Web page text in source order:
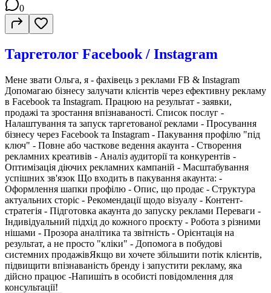
0
Таргетолог Facebook / Instagram
Мене звати Ольга, я - фахівець з реклами FB & Instagram
Допомагаю бізнесу залучати клієнтів через ефективну рекламу
в Facebook та Instagram. Працюю на результат - заявки,
продажі та зростання впізнаваності. Список послуг -
Налаштування та запуск таргетованої реклами - Просування
бізнесу через Facebook та Instagram - Пакування профілю "під
ключ" - Повне або часткове ведення акаунта - Створення
рекламних креативів - Аналіз аудиторії та конкурентів -
Оптимізація діючих рекламних кампаній - Масштабування
успішних зв'язок Що входить в пакування акаунта: -
Оформлення шапки профілю - Опис, що продає - Структура
актуальних сторіс - Рекомендації щодо візуалу - Контент-
стратегія - Підготовка акаунта до запуску реклами Переваги -
Індивідуальний підхід до кожного проєкту - Робота з різними
нішами - Прозора аналітика та звітність - Орієнтація на
результат, а не просто "кліки" - Допомога в побудові
системних продажівЯкщо ви хочете збільшити потік клієнтів,
підвищити впізнаваність бренду і запустити рекламу, яка
дійсно працює -Напишіть в особисті повідомлення для
консультації!